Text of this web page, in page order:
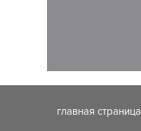
главная страница